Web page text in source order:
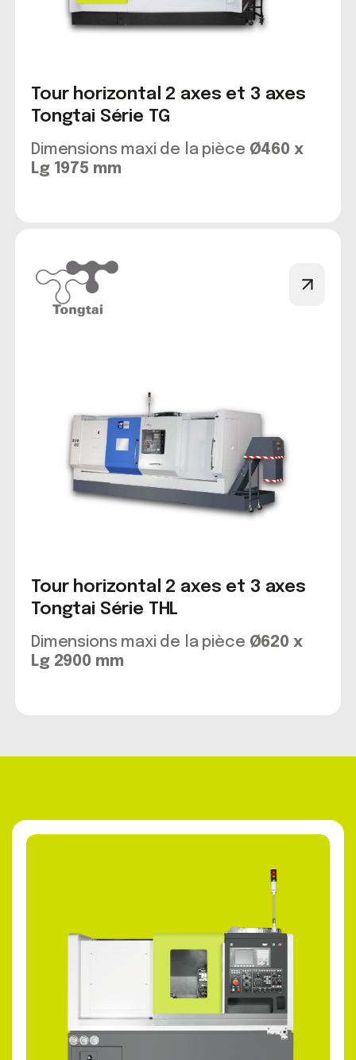
Tour horizontal 2 axes et 3 axes
Tongtai Série TG
Dimensions maxi de la pièce Ø460 x
Lg 1975 mm
Tour horizontal 2 axes et 3 axes
Tongtai Série THL
Dimensions maxi de la pièce Ø620 x
Lg 2900 mm